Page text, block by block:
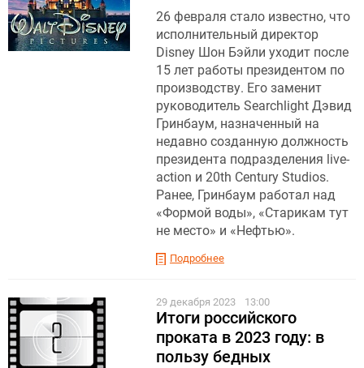
26 февраля стало известно, что
исполнительный директор
Disney Шон Бэйли уходит после
15 лет работы президентом по
производству. Его заменит
руководитель Searchlight Дэвид
Гринбаум, назначенный на
недавно созданную должность
президента подразделения live-
action и 20th Century Studios.
Ранее, Гринбаум работал над
«Формой воды», «Старикам тут
не место» и «Нефтью».
Подробнее
29 декабря 2023 13:00
Итоги российского
проката в 2023 году: в
пользу бедных